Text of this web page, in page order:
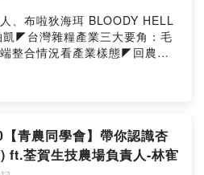
、布啦狄海珥 BLOODY HELL
◤台灣雜糧產業三大要角：毛
整合情況看產業樣態◤回農選
打造一個新模式應對氣候變
成本競爭力討論◤台灣雜糧復
海珥 BLOODY HELL Podcast
財務長的農業筆記
青農同學會】帶你認識杏
ft.荃賀生技農場負責人-林寉